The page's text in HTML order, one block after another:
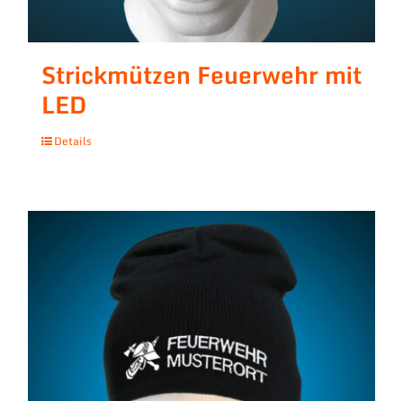
Strickmützen Feuerwehr mit
LED
Details